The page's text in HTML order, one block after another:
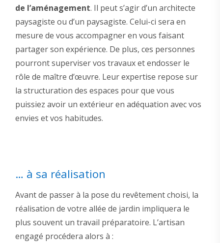
de l’aménagement. Il peut s’agir d’un architecte
paysagiste ou d’un paysagiste. Celui-ci sera en
mesure de vous accompagner en vous faisant
partager son expérience. De plus, ces personnes
pourront superviser vos travaux et endosser le
rôle de maître d’œuvre. Leur expertise repose sur
la structuration des espaces pour que vous
puissiez avoir un extérieur en adéquation avec vos
envies et vos habitudes.
… à sa réalisation
Avant de passer à la pose du revêtement choisi, la
réalisation de votre allée de jardin impliquera le
plus souvent un travail préparatoire. L’artisan
engagé procédera alors à :